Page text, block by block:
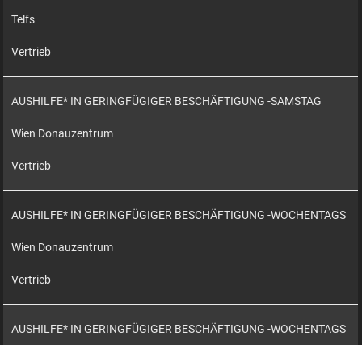
Telfs
Vertrieb
AUSHILFE* IN GERINGFÜGIGER BESCHÄFTIGUNG -SAMSTAG
Wien Donauzentrum
Vertrieb
AUSHILFE* IN GERINGFÜGIGER BESCHÄFTIGUNG -WOCHENTAGS
Wien Donauzentrum
Vertrieb
AUSHILFE* IN GERINGFÜGIGER BESCHÄFTIGUNG -WOCHENTAGS